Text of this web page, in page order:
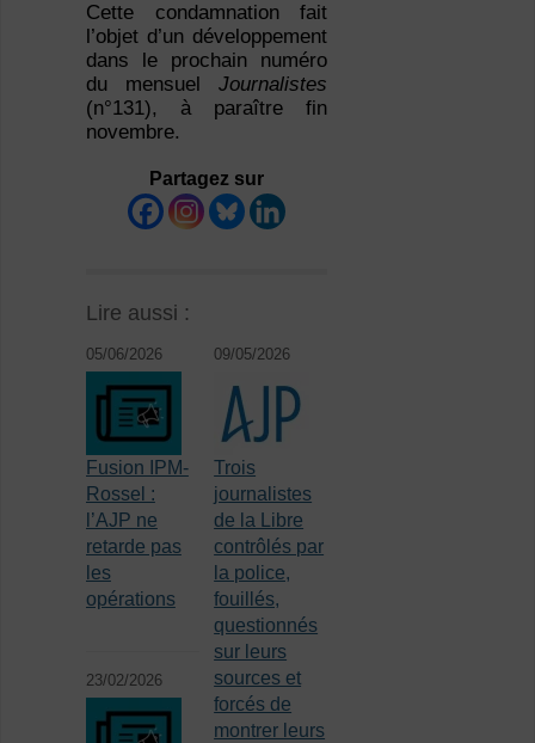
Cette condamnation fait
l’objet d’un développement
dans le prochain numéro
du mensuelJournalistes
(n°131), à paraître fin
novembre.
Partagez sur
Lire aussi :
05/06/2026
Fusion IPM-
Rossel :
l’AJP ne
retarde pas
les
opérations
09/05/2026
Trois
journalistes
de la Libre
contrôlés par
la police,
fouillés,
questionnés
sur leurs
sources et
forcés de
montrer leurs
23/02/2026